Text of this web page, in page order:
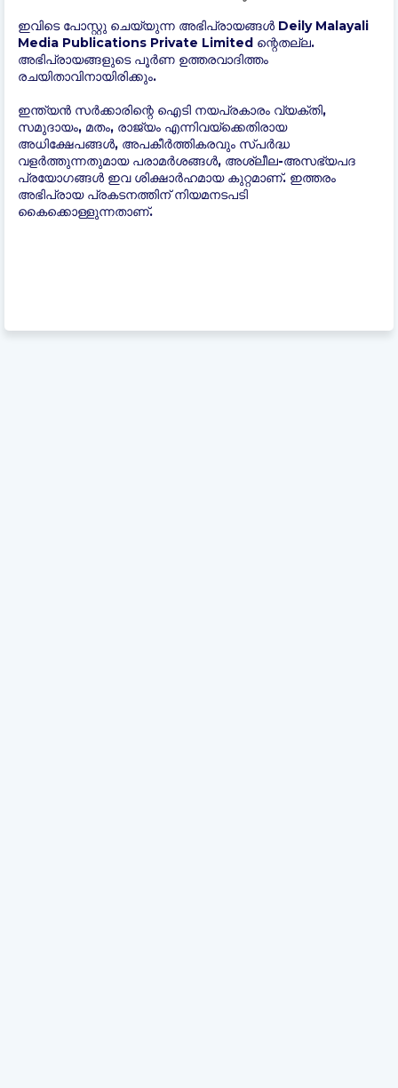
ഇവിടെ പോസ്റ്റു ചെയ്യുന്ന അഭിപ്രായങ്ങൾ Deily Malayali
Media Publications Private Limited ന്റെതല്ല.
അഭിപ്രായങ്ങളുടെ പൂർണ ഉത്തരവാദിത്തം
രചയിതാവിനായിരിക്കും.
ഇന്ത്യന്‍ സർക്കാരിന്റെ ഐടി നയപ്രകാരം വ്യക്തി,
സമുദായം, മതം, രാജ്യം എന്നിവയ്ക്കെതിരായ
അധിക്ഷേപങ്ങൾ, അപകീർത്തികരവും സ്പർദ്ധ
വളർത്തുന്നതുമായ പരാമർശങ്ങൾ, അശ്ലീല-അസഭ്യപദ
പ്രയോഗങ്ങൾ ഇവ ശിക്ഷാർഹമായ കുറ്റമാണ്. ഇത്തരം
അഭിപ്രായ പ്രകടനത്തിന് നിയമനടപടി
കൈക്കൊള്ളുന്നതാണ്.